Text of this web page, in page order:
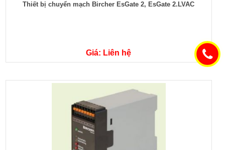
Thiết bị chuyển mạch Bircher EsGate 2, EsGate 2.LVAC
Giá: Liên hệ